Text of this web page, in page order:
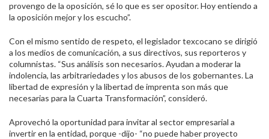
provengo de la oposición, sé lo que es ser opositor. Hoy entiendo a
la oposición mejor y los escucho”.
Con el mismo sentido de respeto, el legislador texcocano se dirigió
a los medios de comunicación, a sus directivos, sus reporteros y
columnistas. “Sus análisis son necesarios. Ayudan a moderar la
indolencia, las arbitrariedades y los abusos de los gobernantes. La
libertad de expresión y la libertad de imprenta son más que
necesarias para la Cuarta Transformación”, consideró.
Aprovechó la oportunidad para invitar al sector empresarial a
invertir en la entidad, porque -dijo- “no puede haber proyecto